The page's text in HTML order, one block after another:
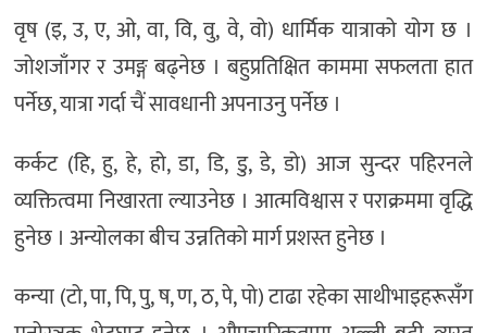
वृष (इ, उ, ए, ओ, वा, वि, वु, वे, वो) धार्मिक यात्राको योग छ ।
जोशजाँगर र उमङ्ग बढ्नेछ । बहुप्रतिक्षित काममा सफलता हात
पर्नेछ, यात्रा गर्दा चैं सावधानी अपनाउनु पर्नेछ ।
कर्कट (हि, हु, हे, हो, डा, डि, डु, डे, डो) आज सुन्दर पहिरनले
व्यक्तित्वमा निखारता ल्याउनेछ । आत्मविश्वास र पराक्रममा वृद्धि
हुनेछ । अन्योलका बीच उन्नतिको मार्ग प्रशस्त हुनेछ ।
कन्या (टो, पा, पि, पु, ष, ण, ठ, पे, पो) टाढा रहेका साथीभाइहरूसँग